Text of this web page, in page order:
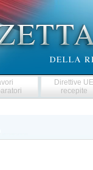
Direttive
recepite